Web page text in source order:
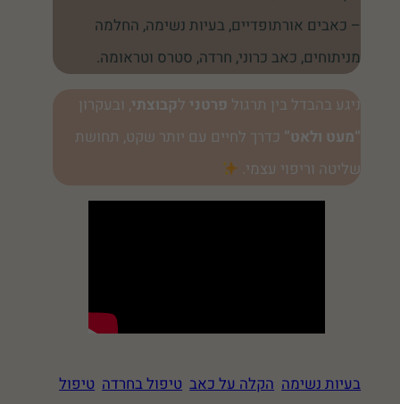
– כאבים אורתופדיים, בעיות נשימה, החלמה
מניתוחים, כאב כרוני, חרדה, סטרס וטראומה.
ניגע בהבדל בין תרגול פרטני לקבוצתי, ובעקרון
“מעט ולאט” כדרך לחיים עם יותר שקט, תחושת
שליטה וריפוי עצמי.
בעיות נשימה הקלה על כאב טיפול בחרדה טיפול